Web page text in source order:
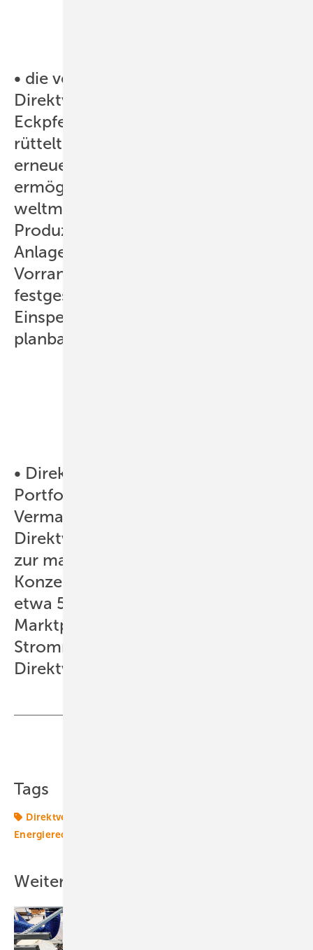
• die verpflichtende
Direktvermarktung an den
Eckpfeilern der Energiewende
rüttelt. Das EEG hat die Entwicklung
erneuerbarer Energien erst
ermöglicht. Deutschland hat eine
weltmarktführende Stellung als
Produzent und Dienstleister von
Anlagen. Der Markt ist durch den
Vorrang der Erneuerbaren und die
festgeschriebene
Einspeisevergütung langfristig
planbar.
• Direktvermarkter mit großen
Portfolien geringere
Vermarktungskosten als kleinere
Direktvermarkter haben. Dies führt
zur marktbeherrschenden
Konzentration. Bereits heute werden
etwa 50 Prozent der im Rahmen der
Marktprämie direktvermarkteten
Strommenge von sechs der rund 70
Direktvermarkter gehandelt.
Tags
Direktvermarktung
Energierecht
Weitere Inhalte